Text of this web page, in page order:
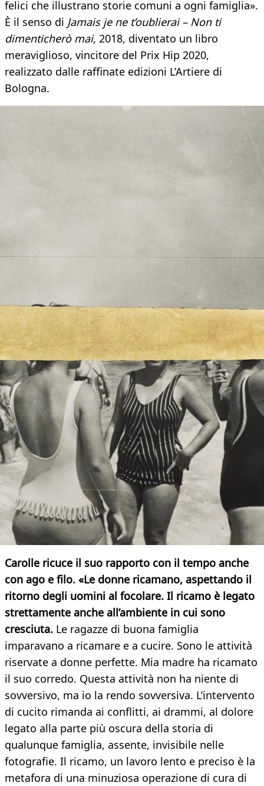
felici che illustrano storie comuni a ogni famiglia».
È il senso di Jamais je ne t’oublierai – Non ti
dimenticherò mai, 2018, diventato un libro
meraviglioso, vincitore del Prix Hip 2020,
realizzato dalle raffinate edizioni L’Artiere di
Bologna.
Carolle ricuce il suo rapporto con il tempo anche
con ago e filo. «Le donne ricamano, aspettando il
ritorno degli uomini al focolare. Il ricamo è legato
strettamente anche all’ambiente in cui sono
cresciuta. Le ragazze di buona famiglia
imparavano a ricamare e a cucire. Sono le attività
riservate a donne perfette. Mia madre ha ricamato
il suo corredo. Questa attività non ha niente di
sovversivo, ma io la rendo sovversiva. L’intervento
di cucito rimanda ai conflitti, ai drammi, al dolore
legato alla parte più oscura della storia di
qualunque famiglia, assente, invisibile nelle
fotografie. Il ricamo, un lavoro lento e preciso è la
metafora di una minuziosa operazione di cura di